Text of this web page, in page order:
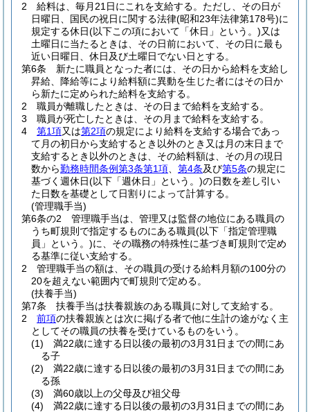
2
給料は、毎月21日にこれを支給する。 ただし、その日が
日曜日、国民の祝日に関する法律(昭和23年法律第178号)に
規定する休日(以下この項において「休日」という。)又は
土曜日に当たるときは、その日前において、その日に最も
近い日曜日、休日及び土曜日でない日とする。
第6条
新たに職員となった者には、その日から給料を支給し
昇給、降給等により給料額に異動を生じた者にはその日か
ら新たに定められた給料を支給する。
2
職員が離職したときは、その日まで給料を支給する。
3
職員が死亡したときは、その月まで給料を支給する。
4
第1項又は第2項の規定により給料を支給する場合であっ
て月の初日から支給するとき以外のとき又は月の末日まで
支給するとき以外のときは、その給料額は、その月の現日
数から勤務時間条例第3条第1項 第4条及び第5条の規定に
基づく週休日(以下「週休日」という。)の日数を差し引い
た日数を基礎として日割りによって計算する。
(管理職手当)
第6条の2
管理職手当は、管理又は監督の地位にある職員の
うち町規則で指定するものにある職員(以下「指定管理職
員」という。)に、その職務の特殊性に基づき町規則で定め
る基準に従い支給する。
2
管理職手当の額は、その職員の受ける給料月額の100分の
20を超えない範囲内で町規則で定める。
(扶養手当)
第7条
扶養手当は扶養親族のある職員に対して支給する。
2
前項の扶養親族とは次に掲げる者で他に生計の途がなく主
としてその職員の扶養を受けているものをいう。
(1)
満22歳に達する日以後の最初の3月31日までの間にあ
る子
(2)
満22歳に達する日以後の最初の3月31日までの間にあ
る孫
(3)
満60歳以上の父母及び祖父母
(4)
満22歳に達する日以後の最初の3月31日までの間にあ